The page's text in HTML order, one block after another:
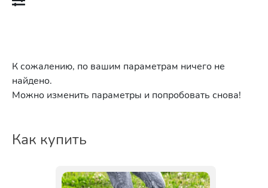
К сожалению, по вашим параметрам ничего не
найдено.
Можно изменить параметры и попробовать снова!
Как купить